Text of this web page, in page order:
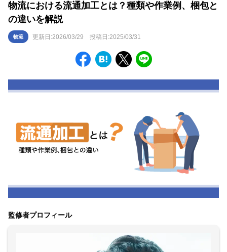
物流における流通加工とは？種類や作業例、梱包と
の違いを解説
物流 更新日:2026/03/29 投稿日:2025/03/31
監修者プロフィール